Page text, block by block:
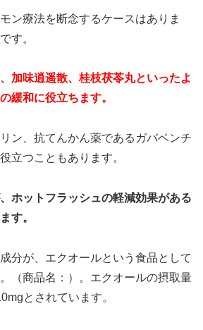
ン療法を断念するケースはありま
す。
加味逍遥散、桂枝茯苓丸といったよ
緩和に役立ちます。
ン、抗てんかん薬であるガバベンチ
立つこともあります。
ホットフラッシュの軽減効果がある
す。
分が、エクオールという食品として
（商品名：）。エクオールの摂取量
とされています。